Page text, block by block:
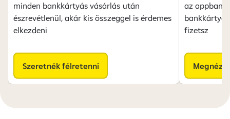
minden bankkártyás vásárlás után
észrevétlenül, akár kis összeggel is érdemes
elkezdeni
Szeretnék félretenni
az appban
fizetsz